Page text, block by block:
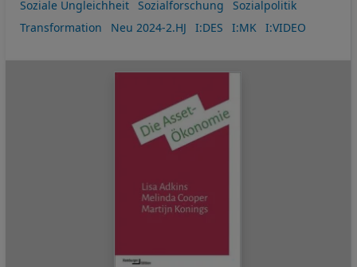
Soziale Ungleichheit
Sozialforschung
Sozialpolitik
Transformation
Neu 2024-2.HJ I:DES I:MK I:VIDEO